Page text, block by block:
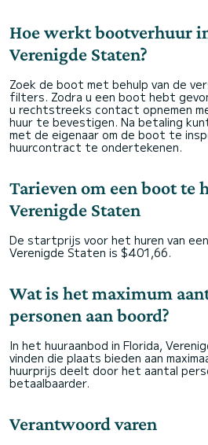
Hoe werkt bootverhuur
Verenigde Staten?
Zoek de boot met behulp van de
filters. Zodra u een boot hebt
u rechtstreeks contact opnemen
huur te bevestigen. Na betaling
met de eigenaar om de boot te
huurcontract te ondertekenen.
Tarieven om een boot te
Verenigde Staten
De startprijs voor het huren van
Verenigde Staten is $401,66.
Wat is het maximum
personen aan boord?
In het huuraanbod in Florida,
vinden die plaats bieden aan
huurprijs deelt door het aantal
betaalbaarder.
Verantwoord varen